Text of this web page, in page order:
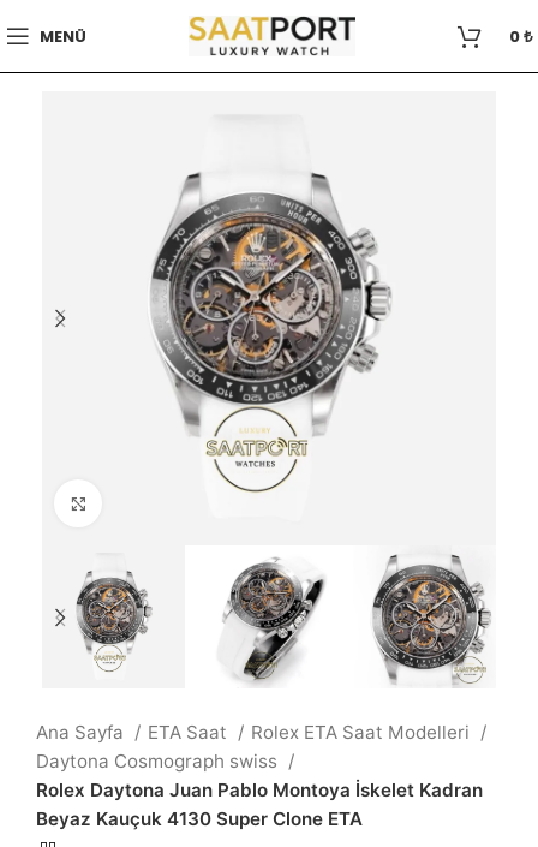
MENÜ 0₺
Ana Sayfa ETA Saat
Rolex ETA Saat Modelleri
Daytona Cosmograph swiss
Rolex Daytona Juan Pablo Montoya İskelet Kadran
Beyaz Kauçuk 4130 Super Clone ETA